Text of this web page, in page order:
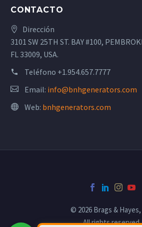
CONTACTO
Dirección
3101 SW 25TH ST. BAY #100,
FL 33009, USA.
Teléfono +1.954.657.7777
Email: info@bnhgenerators.com
Web: bnhgenerators.com
© 2026 Brags & Hayes,
All rights reserved.